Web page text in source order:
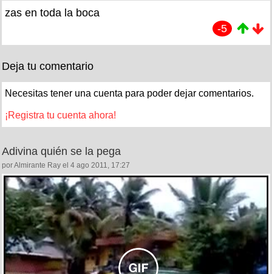
zas en toda la boca
-5
Deja tu comentario
Necesitas tener una cuenta para poder dejar comentarios.
¡Registra tu cuenta ahora!
Adivina quién se la pega
por Almirante Ray el 4 ago 2011, 17:27